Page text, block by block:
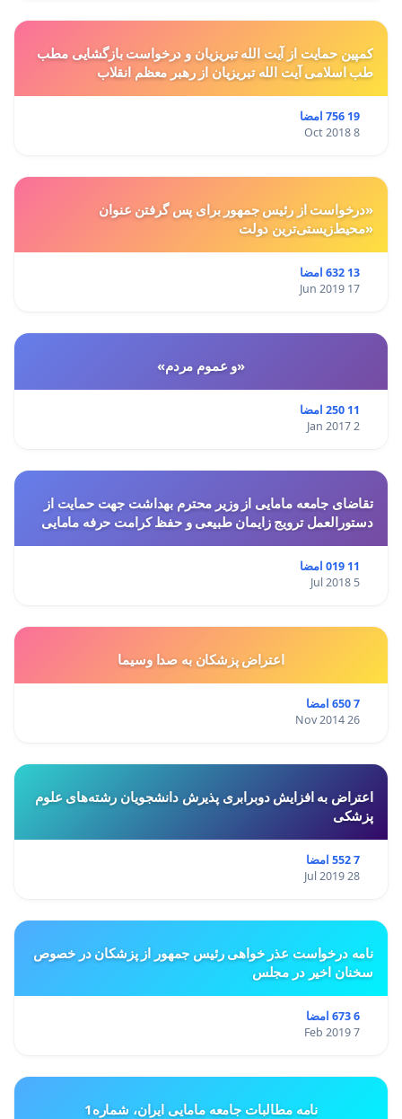
کمپین حمایت از آیت الله تبریزیان و درخواست بازگشایی مطب
طب اسلامی آیت الله تبریزیان از رهبر معظم انقلاب
19 756 امضا
8 Oct 2018
«درخواست از رئیس جمهور برای پس گرفتن عنوان
«محیط‌زیستی‌ترین دولت
13 632 امضا
17 Jun 2019
«و عموم مردم»
11 250 امضا
2 Jan 2017
تقاضای جامعه مامایی از وزیر محترم بهداشت جهت حمایت از
دستورالعمل ترویج زایمان طبیعی و حفظ کرامت حرفه مامایی
11 019 امضا
5 Jul 2018
اعتراض پزشكان به صدا وسيما
7 650 امضا
26 Nov 2014
اعتراض به افزایش دوبرابری پذیرش دانشجویان رشته‌های علوم
پزشکی
7 552 امضا
28 Jul 2019
نامه درخواست عذر خواهی رئیس جمهور از پزشکان در خصوص
سخنان اخیر در مجلس
6 673 امضا
7 Feb 2019
نامه مطالبات جامعه مامایی ایران، شماره1